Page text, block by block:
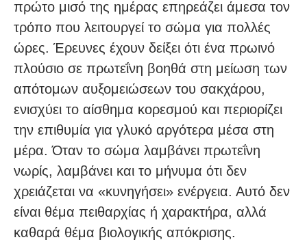
πρώτο μισό της ημέρας επηρεάζει άμεσα τον
τρόπο που λειτουργεί το σώμα για πολλές
ώρες. Έρευνες έχουν δείξει ότι ένα πρωινό
πλούσιο σε πρωτεΐνη βοηθά στη μείωση των
απότομων αυξομειώσεων του σακχάρου,
ενισχύει το αίσθημα κορεσμού και περιορίζει
την επιθυμία για γλυκό αργότερα μέσα στη
μέρα. Όταν το σώμα λαμβάνει πρωτεΐνη
νωρίς, λαμβάνει και το μήνυμα ότι δεν
χρειάζεται να «κυνηγήσει» ενέργεια. Αυτό δεν
είναι θέμα πειθαρχίας ή χαρακτήρα, αλλά
καθαρά θέμα βιολογικής απόκρισης.